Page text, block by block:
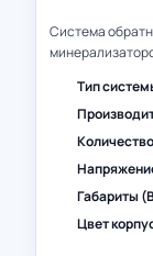
Система
Тип
Габариты
Цвет